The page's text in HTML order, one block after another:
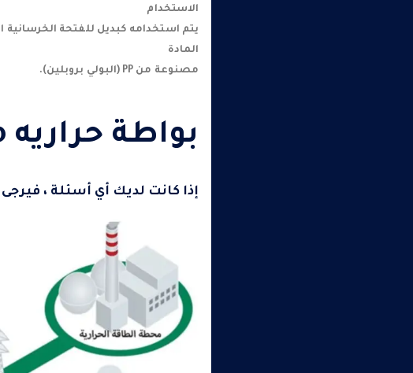
الاستخدام
يتم استخدامه كبديل للفتحة الخرسانية
المادة
مصنوعة من PP (البولي بروبلين).
بواطة حراريه Adal Pano
إذا كانت لديك أي أسئلة ،